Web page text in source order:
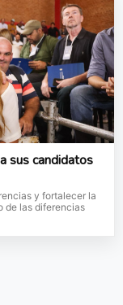
sus candidatos
y fortalecer la
de las diferencias